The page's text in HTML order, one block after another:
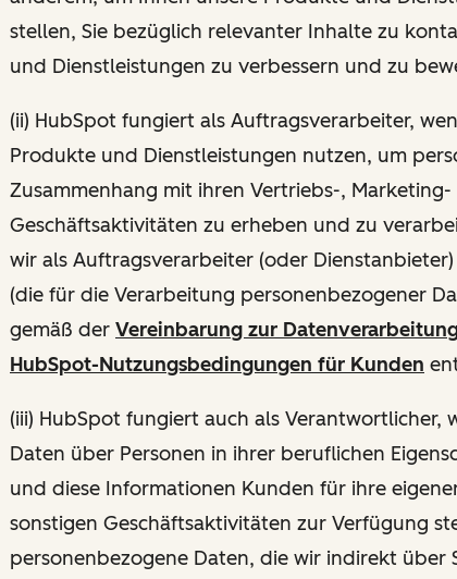
stellen, Sie bezüglich relevanter Inhalte zu
und Dienstleistungen zu verbessern und zu
(ii) HubSpot fungiert als Auftragsverarbeiter,
Produkte und Dienstleistungen nutzen, um
Zusammenhang mit ihren Vertriebs-,
Geschäftsaktivitäten zu erheben und zu
wir als Auftragsverarbeiter (oder
(die für die Verarbeitung personenbezogener
gemäß der Vereinbarung zur
HubSpot-Nutzungsbedingungen für Kunden
(iii) HubSpot fungiert auch als Verantwortlicher,
Daten über Personen in ihrer beruflichen
und diese Informationen Kunden für ihre
sonstigen Geschäftsaktivitäten zur Verfügung
personenbezogene Daten, die wir indirekt über